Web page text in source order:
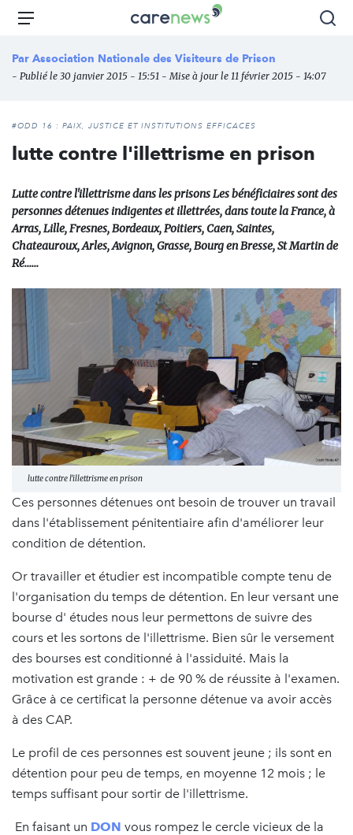
Aller
principal
Carenews,
média
des
l'engagement
Menu
Par Association Nationale des Visiteurs de Prison
- Publié le 30 janvier 2015 - 15:51 - Mise à jour le 11 février 2015 - 14:07
#ODD 16 : PAIX, JUSTICE ET INSTITUTIONS EFFICACES
lutte contre l'illettrisme en prison
Lutte contre l'illettrisme dans les prisons Les bénéficiaires sont des
personnes détenues indigentes et illettrées, dans toute la France, à
Arras, Lille, Fresnes, Bordeaux, Poitiers, Caen, Saintes,
Chateauroux, Arles, Avignon, Grasse, Bourg en Bresse, St Martin de
Ré......
lutte contre l'illettrisme en prison
Ces personnes détenues ont besoin de trouver un travail
dans l'établissement pénitentiaire afin d'améliorer leur
condition de détention.
Or travailler et étudier est incompatible compte tenu de
l'organisation du temps de détention. En leur versant une
bourse d' études nous leur permettons de suivre des
cours et les sortons de l'illettrisme. Bien sûr le versement
des bourses est conditionné à l'assiduité. Mais la
motivation est grande : + de 90 % de réussite à l'examen.
Grâce à ce certificat la personne détenue va avoir accès
à des CAP.
Le profil de ces personnes est souvent jeune ; ils sont en
détention pour peu de temps, en moyenne 12 mois ; le
temps suffisant pour sortir de l'illettrisme.
En faisant un DON vous rompez le cercle vicieux de la